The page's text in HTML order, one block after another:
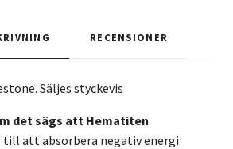
RECENSIONER
Säljes styckevis
det sägs att Hematiten
till att absorbera negativ energi